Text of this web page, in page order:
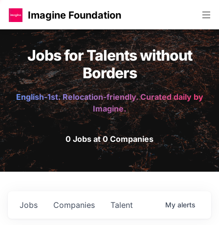
Imagine Foundation
Jobs for Talents without
Borders
English-1st. Relocation-friendly. Curated daily by
Imagine.
0 Jobs at 0 Companies
Jobs Companies Talent My alerts